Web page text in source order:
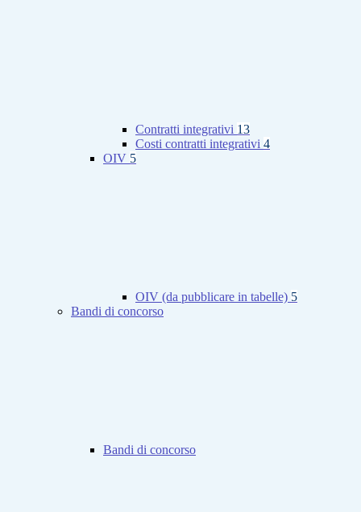
Contratti integrativi 13
Costi contratti integrativi 4
OIV 5
OIV (da pubblicare in tabelle) 5
Bandi di concorso
Bandi di concorso